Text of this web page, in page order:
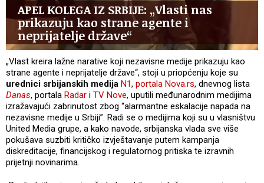
APEL KOLEGA IZ SRBIJE: „Vlasti nas
prikazuju kao strane agente i
neprijatelje države“
„Vlast kreira lažne narative koji nezavisne medije prikazuju kao
strane agente i neprijatelje države“, stoji u priopćenju koje su
urednici srbijanskih medija N1, portala Nova.rs, dnevnog lista
Danas, portala Radar i TV Nove, uputili međunarodnim medijima
izražavajući zabrinutost zbog “alarmantne eskalacije napada na
nezavisne medije u Srbiji”. Radi se o medijima koji su u vlasništvu
United Media grupe, a kako navode, srbijanska vlada sve više
pokušava suzbiti kritičko izvještavanje putem kampanja
diskreditacije, financijskog i regulatornog pritiska te izravnih
prijetnji novinarima.